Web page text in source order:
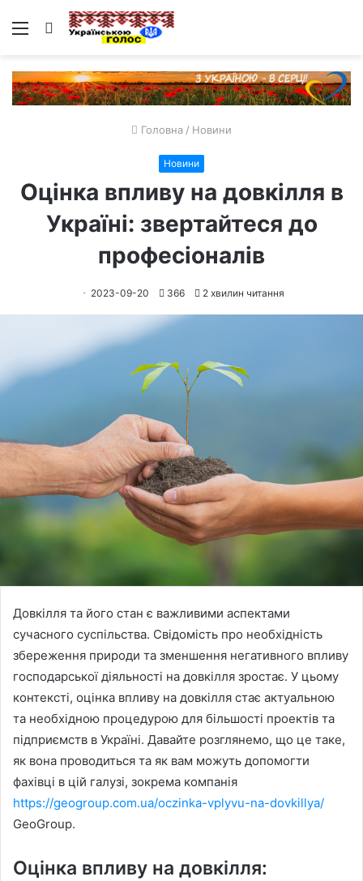
Меню Пошук
Головна / Новини
Новини
Оцінка впливу на довкілля в
Україні: звертайтеся до
професіоналів
2023-09-20 366 2 хвилин читання
Довкілля та його стан є важливими аспектами
сучасного суспільства. Свідомість про необхідність
збереження природи та зменшення негативного впливу
господарської діяльності на довкілля зростає. У цьому
контексті, оцінка впливу на довкілля стає актуальною
та необхідною процедурою для більшості проектів та
підприємств в Україні. Давайте розглянемо, що це таке,
як вона проводиться та як вам можуть допомогти
фахівці в цій галузі, зокрема компанія
https://geogroup.com.ua/oczinka-vplyvu-na-dovkillya/
GeoGroup.
Оцінка впливу на довкілля: